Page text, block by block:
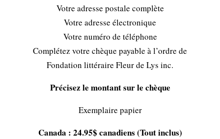
Votre adresse postale complète
Votre adresse électronique
Votre numéro de téléphone
Complétez votre chèque payable à l’ordre de
Fondation littéraire Fleur de Lys inc.
Précisez le montant sur le chèque
Exemplaire papier
Canada : 24.95$ canadiens (Tout inclus)